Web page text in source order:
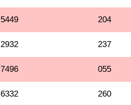
5449 204
2932 237
7496 055
6332 260